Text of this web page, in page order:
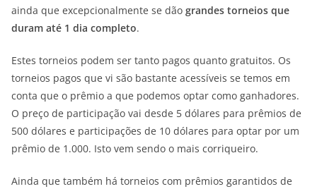
ainda que excepcionalmente se dão grandes torneios que
duram até 1 dia completo.
Estes torneios podem ser tanto pagos quanto gratuitos. Os
torneios pagos que vi são bastante acessíveis se temos em
conta que o prêmio a que podemos optar como ganhadores.
O preço de participação vai desde 5 dólares para prêmios de
500 dólares e participações de 10 dólares para optar por um
prêmio de 1.000. Isto vem sendo o mais corriqueiro.
Ainda que também há torneios com prêmios garantidos de